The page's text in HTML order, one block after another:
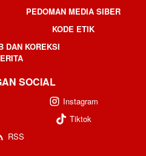
PEDOMAN MEDIA SIBER
KODE ETIK
DAN KOREKSI
SOCIAL
Instagram
Tiktok
RSS